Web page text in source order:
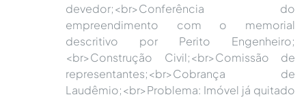
devedor;<br>Conferência do
empreendimento com o memorial
descritivo por Perito Engenheiro;
<br>Construção Civil;<br>Comissão de
representantes;<br>Cobrança de
Laudêmio;<br>Problema: Imóvel já quitado